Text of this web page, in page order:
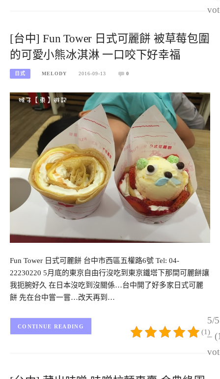
[台中] Fun Tower 日式可麗餅 被草莓包圍
的可愛小熊冰淇淋 一口咬下好幸福
日式 MELODY 2016-09-13 0
Fun Tower 日式可麗餅 台中市西區五權路6號 Tel: 04-
22230220 5月底的東京自由行沒吃到東京鐵塔下那間可麗餅讓
我扼腕好久 在日本沒吃到沒關係…台中開了好多家日式可麗
餅 先在台中嘗一嘗…改天再到…
5/5
–
(1)
CONTINUE READING